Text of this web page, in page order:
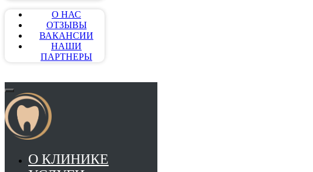
О НАС
ОТЗЫВЫ
ВАКАНСИИ
НАШИ
ПАРТНЕРЫ
О КЛИНИКЕ